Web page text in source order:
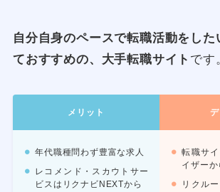
自分自身のペースで転職活動をした
ておすすめの、大手転職サイト です
メリット
年代職種問わず豊富な求人
レコメンド・スカウトサー
ビスはリクナビNEXTから
転職サ
イザーか
リクル